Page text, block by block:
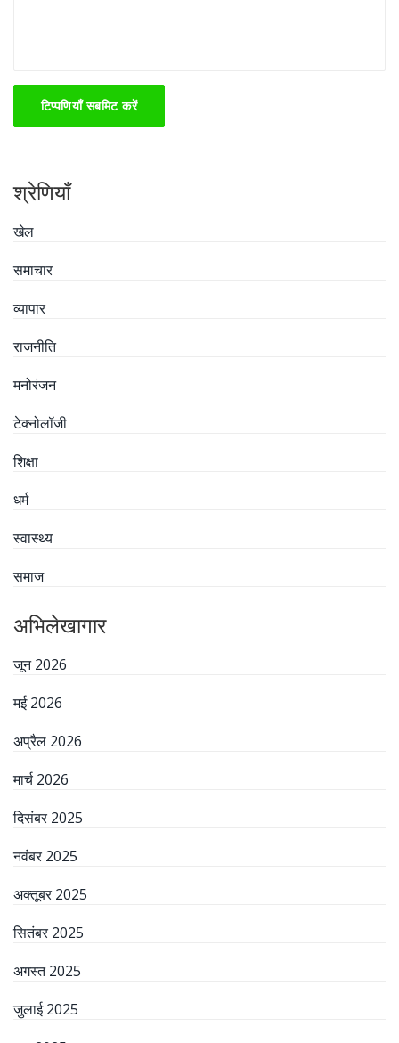
टिप्पणियाँ सबमिट करें
श्रेणियाँ
खेल
समाचार
व्यापार
राजनीति
मनोरंजन
टेक्नोलॉजी
शिक्षा
धर्म
स्वास्थ्य
समाज
अभिलेखागार
जून 2026
मई 2026
अप्रैल 2026
मार्च 2026
दिसंबर 2025
नवंबर 2025
अक्तूबर 2025
सितंबर 2025
अगस्त 2025
जुलाई 2025